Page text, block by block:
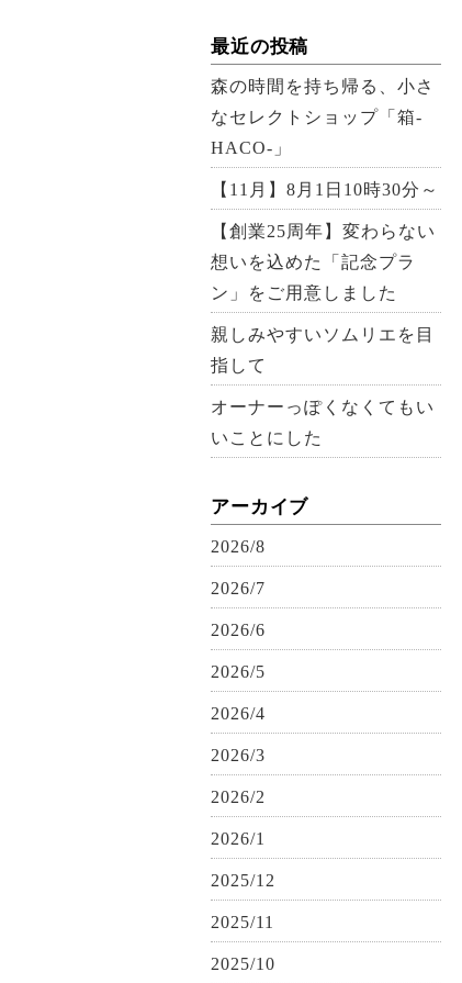
最近の投稿
森の時間を持ち帰る、小さ
なセレクトショップ「箱-
HACO-」
【11月】8月1日10時30分～
【創業25周年】変わらない
想いを込めた「記念プラ
ン」をご用意しました
親しみやすいソムリエを目
指して
オーナーっぽくなくてもい
いことにした
アーカイブ
2026/8
2026/7
2026/6
2026/5
2026/4
2026/3
2026/2
2026/1
2025/12
2025/11
2025/10